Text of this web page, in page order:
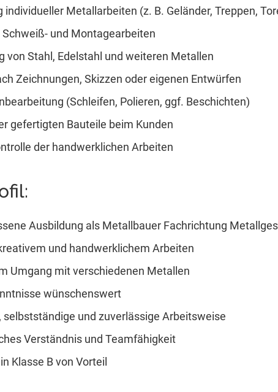
individueller Metallarbeiten (z. B. Geländer, Treppen,
Schweiß- und Montagearbeiten
von Stahl, Edelstahl und weiteren Metallen
Zeichnungen, Skizzen oder eigenen Entwürfen
(Schleifen, Polieren, ggf. Beschichten)
gefertigten Bauteile beim Kunden
der handwerklichen Arbeiten
Ausbildung als Metallbauer Fachrichtung
und handwerklichem Arbeiten
Umgang mit verschiedenen Metallen
wünschenswert
selbstständige und zuverlässige Arbeitsweise
Verständnis und Teamfähigkeit
Klasse B von Vorteil